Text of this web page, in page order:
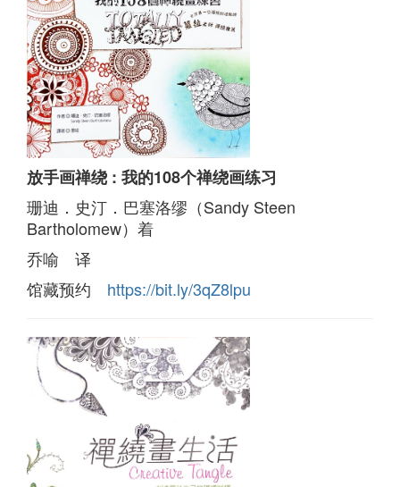
放手画禅绕 : 我的108个禅绕画练习
珊迪．史汀．巴塞洛缪（Sandy Steen
Bartholomew）着
乔喻 译
馆藏预约 https://bit.ly/3qZ8lpu